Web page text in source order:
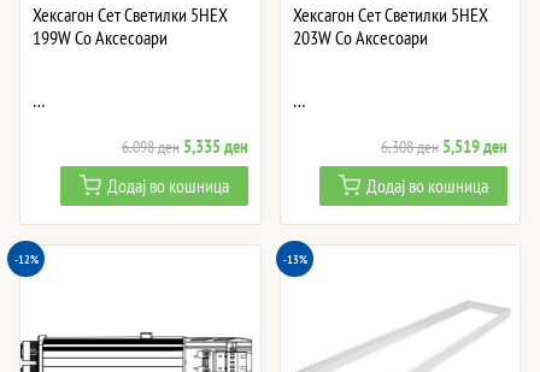
Хексагон Сет Светилки 5HEX
199W Со Аксесоари
…
6,098ден Original
price
was:
6,098 ден.
5,335денCurrent
price
5,335 ден.
Додај во кошница
Хексагон Сет Светилки 5HEX
203W Со Аксесоари
…
6,308ден Original
price
was:
6,308 ден.
5,519ден
price
Додај во кошница
-12% -13%